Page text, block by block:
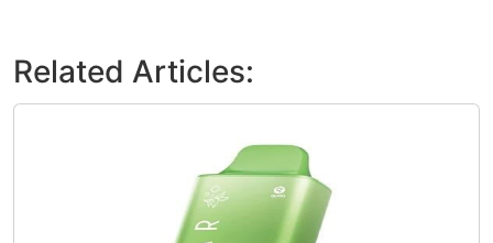
Related Articles: